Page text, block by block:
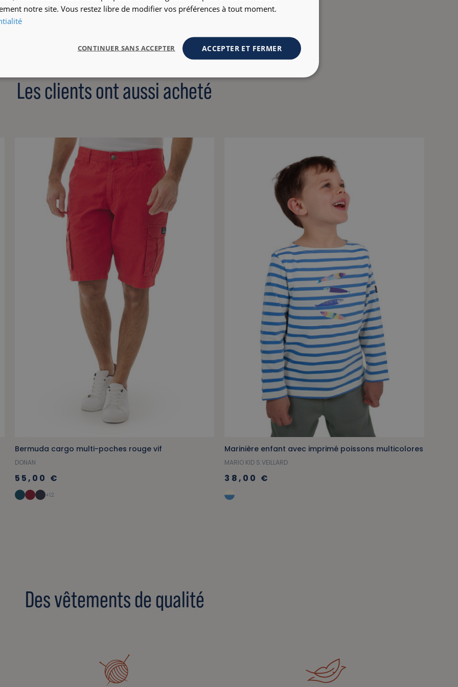
Les clients ont aussi acheté
Bermuda cargo multi-poches rouge vif
DONAN
55,00 €
+12
Marinière enfant avec imprimé poissons multicolores
MARIO KID S.VEILLARD
38,00 €
Des vêtements de qualité
notre site. Vous restez libre de modifier vos préférences à tout moment.
ACCEPTER ET FERMER
CONTINUER SANS ACCEPTER